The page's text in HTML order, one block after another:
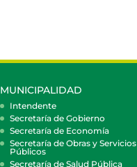
MUNICIPALIDAD
Intendente
Secretaría de Gobierno
Secretaría de Economía
Secretaría de Obras y Servicios
Públicos
Secretaría de Salud Pública